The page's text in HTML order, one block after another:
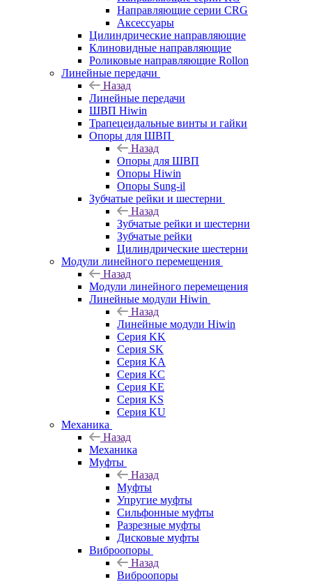
Направляющие серии CRG
Аксессуары
Цилиндрические направляющие
Клиновидные направляющие
Роликовые направляющие Rollon
Линейные передачи
Назад
Линейные передачи
ШВП Hiwin
Трапецеидальные винты и гайки
Опоры для ШВП
Назад
Опоры для ШВП
Опоры Hiwin
Опоры Sung-il
Зубчатые рейки и шестерни
Назад
Зубчатые рейки и шестерни
Зубчатые рейки
Цилиндрические шестерни
Модули линейного перемещения
Назад
Модули линейного перемещения
Линейные модули Hiwin
Назад
Линейные модули Hiwin
Серия KK
Серия SK
Серия KA
Серия KC
Серия KE
Серия KS
Серия KU
Механика
Назад
Механика
Муфты
Назад
Муфты
Упругие муфты
Сильфонные муфты
Разрезные муфты
Дисковые муфты
Виброопоры
Назад
Виброопоры